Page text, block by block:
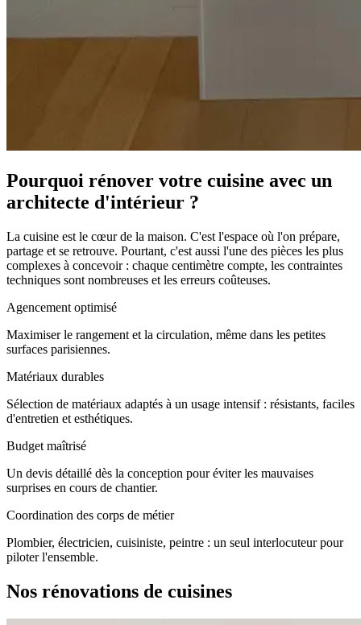
Pourquoi rénover votre cuisine avec un
architecte d'intérieur ?
La cuisine est le cœur de la maison. C'est l'espace où l'on prépare,
partage et se retrouve. Pourtant, c'est aussi l'une des pièces les plus
complexes à concevoir : chaque centimètre compte, les contraintes
techniques sont nombreuses et les erreurs coûteuses.
Agencement optimisé
Maximiser le rangement et la circulation, même dans les petites
surfaces parisiennes.
Matériaux durables
Sélection de matériaux adaptés à un usage intensif : résistants, faciles
d'entretien et esthétiques.
Budget maîtrisé
Un devis détaillé dès la conception pour éviter les mauvaises
surprises en cours de chantier.
Coordination des corps de métier
Plombier, électricien, cuisiniste, peintre : un seul interlocuteur pour
piloter l'ensemble.
Nos rénovations de cuisines